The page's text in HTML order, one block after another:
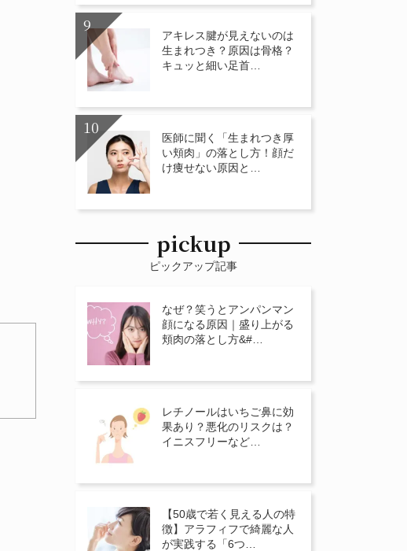
アキレス腱が見えないのは
生まれつき？原因は骨格？
キュッと細い足首…
医師に聞く「生まれつき厚
い頬肉」の落とし方！顔だ
け痩せない原因と…
pickup
ピックアップ記事
なぜ？笑うとアンパンマン
顔になる原因｜盛り上がる
頬肉の落とし方&#…
レチノールはいちご鼻に効
果あり？悪化のリスクは？
イニスフリーなど…
【50歳で若く見える人の特
徴】アラフィフで綺麗な人
が実践する「6つ…